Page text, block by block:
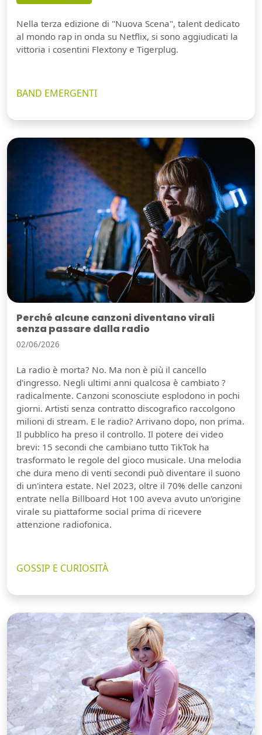
Nella terza edizione di "Nuova Scena", talent dedicato
al mondo rap in onda su Netflix, si sono aggiudicati la
vittoria i cosentini Flextony e Tigerplug.
BAND EMERGENTI
Perché alcune canzoni diventano virali
senza passare dalla radio
02/06/2026
La radio è morta? No. Ma non è più il cancello
d'ingresso. Negli ultimi anni qualcosa è cambiato ?
radicalmente. Canzoni sconosciute esplodono in pochi
giorni. Artisti senza contratto discografico raccolgono
milioni di stream. E le radio? Arrivano dopo, non prima.
Il pubblico ha preso il controllo. Il potere dei video
brevi: 15 secondi che cambiano tutto TikTok ha
trasformato le regole del gioco musicale. Una melodia
che dura meno di venti secondi può diventare il suono
di un'intera estate. Nel 2023, oltre il 70% delle canzoni
entrate nella Billboard Hot 100 aveva avuto un'origine
virale su piattaforme social prima di ricevere
attenzione radiofonica.
GOSSIP E CURIOSITÀ